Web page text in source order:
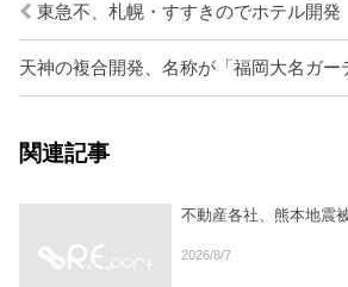
東急不、札幌・すすきのでホテル開発
関連記事
不動産各社、熊本地震
2026/8/7